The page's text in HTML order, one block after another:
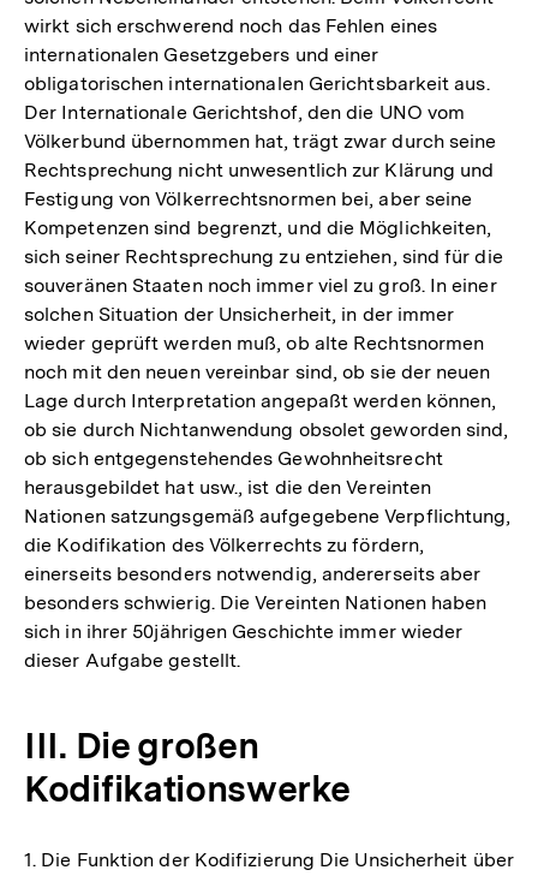
wirkt sich erschwerend noch das Fehlen eines
internationalen Gesetzgebers und einer
obligatorischen internationalen Gerichtsbarkeit aus.
Der Internationale Gerichtshof, den die UNO vom
Völkerbund übernommen hat, trägt zwar durch seine
Rechtsprechung nicht unwesentlich zur Klärung und
Festigung von Völkerrechtsnormen bei, aber seine
Kompetenzen sind begrenzt, und die Möglichkeiten,
sich seiner Rechtsprechung zu entziehen, sind für die
souveränen Staaten noch immer viel zu groß. In einer
solchen Situation der Unsicherheit, in der immer
wieder geprüft werden muß, ob alte Rechtsnormen
noch mit den neuen vereinbar sind, ob sie der neuen
Lage durch Interpretation angepaßt werden können,
ob sie durch Nichtanwendung obsolet geworden sind,
ob sich entgegenstehendes Gewohnheitsrecht
herausgebildet hat usw., ist die den Vereinten
Nationen satzungsgemäß aufgegebene Verpflichtung,
die Kodifikation des Völkerrechts zu fördern,
einerseits besonders notwendig, andererseits aber
besonders schwierig. Die Vereinten Nationen haben
sich in ihrer 50jährigen Geschichte immer wieder
dieser Aufgabe gestellt.
III. Die großen
Kodifikationswerke
1. Die Funktion der Kodifizierung Die Unsicherheit über